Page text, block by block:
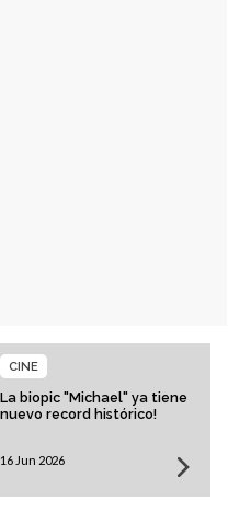
La biopic "Michael" ya tiene
nuevo record histórico!
CINE
16 Jun 2026